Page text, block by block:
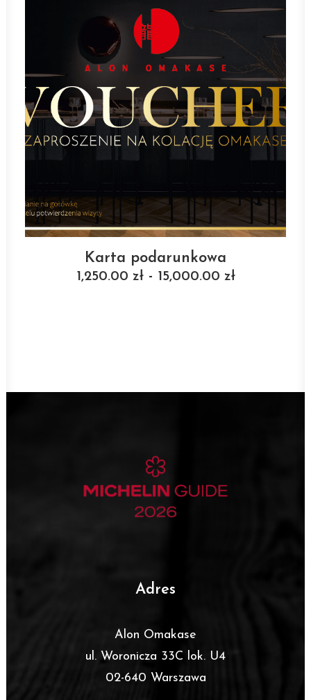
VIEW CARD
Karta podarunkowa
1,250.00 zł- 15,000.00 zł
Adres
Alon Omakase
ul. Woronicza 33C lok. U4
02-640 Warszawa